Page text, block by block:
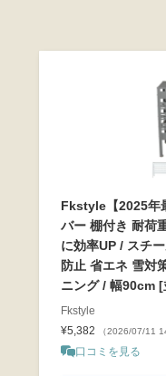
Fkstyle【2025年
バー 棚付き 耐荷
に効率UP / スチ
防止 省エネ 雪対
ニング / 幅90cm
Fkstyle
¥5,382
（2026/07/11
口コミを見る